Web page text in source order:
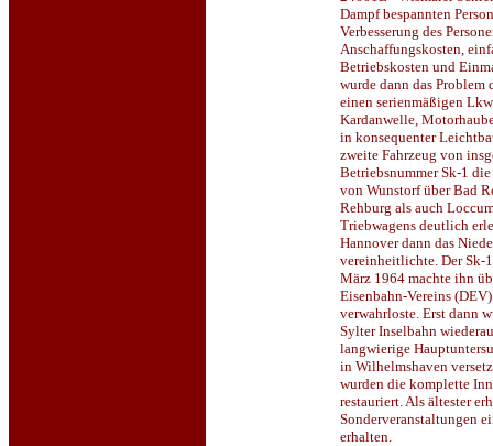
Dampf bespannten
Verbesserung des
Anschaffungskosten,
Betriebskosten und
wurde dann das Problem
einen serienmäßigen
Kardanwelle,
in konsequenter
zweite Fahrzeug von
Betriebsnummer Sk-1
von Wunstorf über Bad
Rehburg als auch
Triebwagens deutlich
Hannover dann das
vereinheitlichte. Der Sk-
März 1964 machte ihn
Eisenbahn-Vereins
verwahrloste. Erst dann
Sylter Inselbahn
langwierige
in Wilhelmshaven
wurden die komplette
restauriert. Als ältester
Sonderveranstaltungen
erhalten.